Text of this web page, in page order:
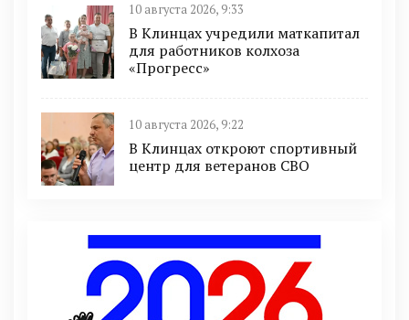
10 августа 2026, 9:33
В Клинцах учредили маткапитал
для работников колхоза
«Прогресс»
10 августа 2026, 9:22
В Клинцах откроют спортивный
центр для ветеранов СВО